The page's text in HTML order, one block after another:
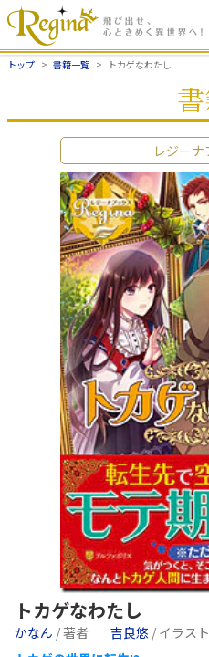
トップ 書籍一覧 トカゲなわたし
レジー
トカゲなわたし
かなん / 著者 吉良悠 / イラスト